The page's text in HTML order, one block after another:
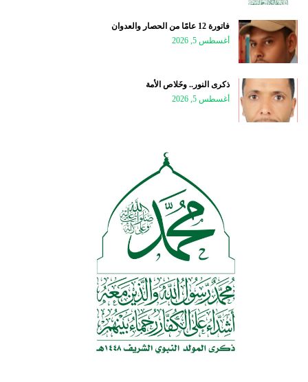
فاتورة 12 عامًا من الحصار والعدوان
أغسطس 5, 2026
ذكرى النور.. وخَلاص الأمة
أغسطس 5, 2026